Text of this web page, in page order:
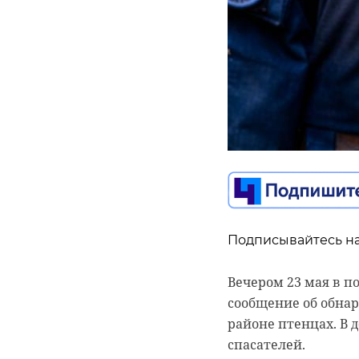
Подписывайтесь
Вечером 23 мая в
сообщение об
районе птенцах. В
спасателей.
Баскетбол
турнире в формате
В рамках Санкт-
круглый стол на